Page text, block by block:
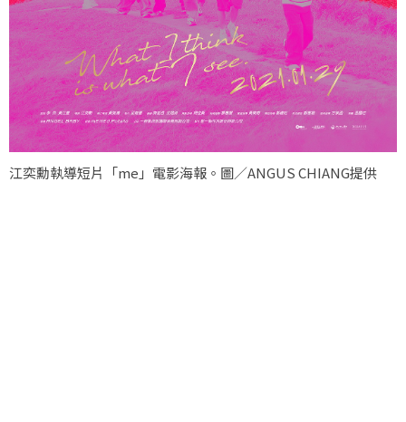
江奕勳執導短片「me」電影海報。圖／ANGUS CHIANG提供